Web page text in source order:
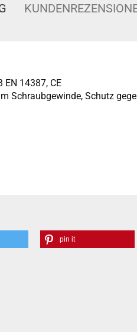
14387, CE
Schraubgewinde, Schutz
pin it